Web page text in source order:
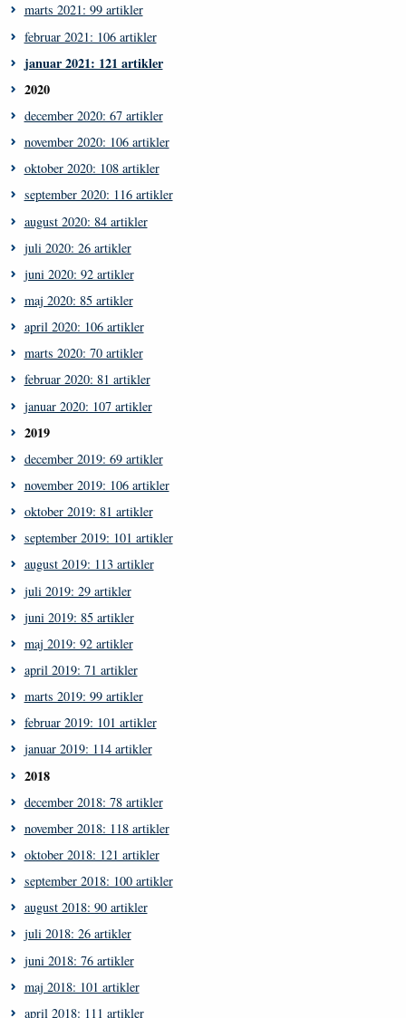
marts 2021: 99 artikler
februar 2021: 106 artikler
januar 2021: 121 artikler
2020
december 2020: 67 artikler
november 2020: 106 artikler
oktober 2020: 108 artikler
september 2020: 116 artikler
august 2020: 84 artikler
juli 2020: 26 artikler
juni 2020: 92 artikler
maj 2020: 85 artikler
april 2020: 106 artikler
marts 2020: 70 artikler
februar 2020: 81 artikler
januar 2020: 107 artikler
2019
december 2019: 69 artikler
november 2019: 106 artikler
oktober 2019: 81 artikler
september 2019: 101 artikler
august 2019: 113 artikler
juli 2019: 29 artikler
juni 2019: 85 artikler
maj 2019: 92 artikler
april 2019: 71 artikler
marts 2019: 99 artikler
februar 2019: 101 artikler
januar 2019: 114 artikler
2018
december 2018: 78 artikler
november 2018: 118 artikler
oktober 2018: 121 artikler
september 2018: 100 artikler
august 2018: 90 artikler
juli 2018: 26 artikler
juni 2018: 76 artikler
maj 2018: 101 artikler
april 2018: 111 artikler